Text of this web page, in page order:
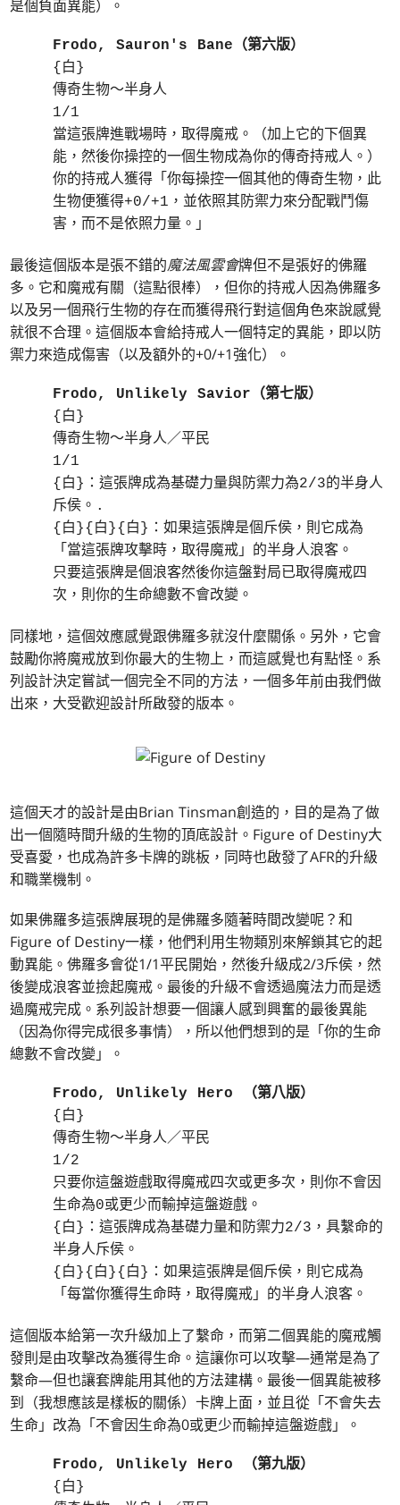
是個負面異能）。
Frodo, Sauron's Bane（第六版）
{白}
傳奇生物～半身人
1/1
當這張牌進戰場時，取得魔戒。（加上它的下個異
能，然後你操控的一個生物成為你的傳奇持戒人。）
你的持戒人獲得「你每操控一個其他的傳奇生物，此
生物便獲得+0/+1，並依照其防禦力來分配戰鬥傷
害，而不是依照力量。」
最後這個版本是張不錯的魔法風雲會牌但不是張好的佛羅
多。它和魔戒有關（這點很棒），但你的持戒人因為佛羅多
以及另一個飛行生物的存在而獲得飛行對這個角色來說感覺
就很不合理。這個版本會給持戒人一個特定的異能，即以防
禦力來造成傷害（以及額外的+0/+1強化）。
Frodo, Unlikely Savior（第七版）
{白}
傳奇生物～半身人／平民
1/1
{白}：這張牌成為基礎力量與防禦力為2/3的半身人
斥侯。.
{白}{白}{白}：如果這張牌是個斥侯，則它成為
「當這張牌攻擊時，取得魔戒」的半身人浪客。
只要這張牌是個浪客然後你這盤對局已取得魔戒四
次，則你的生命總數不會改變。
同樣地，這個效應感覺跟佛羅多就沒什麼關係。另外，它會
鼓勵你將魔戒放到你最大的生物上，而這感覺也有點怪。系
列設計決定嘗試一個完全不同的方法，一個多年前由我們做
出來，大受歡迎設計所啟發的版本。
這個天才的設計是由Brian Tinsman創造的，目的是為了做
出一個隨時間升級的生物的頂底設計。Figure of Destiny大
受喜愛，也成為許多卡牌的跳板，同時也啟發了AFR的升級
和職業機制。
如果佛羅多這張牌展現的是佛羅多隨著時間改變呢？和
Figure of Destiny一樣，他們利用生物類別來解鎖其它的起
動異能。佛羅多會從1/1平民開始，然後升級成2/3斥侯，然
後變成浪客並撿起魔戒。最後的升級不會透過魔法力而是透
過魔戒完成。系列設計想要一個讓人感到興奮的最後異能
（因為你得完成很多事情），所以他們想到的是「你的生命
總數不會改變」。
Frodo, Unlikely Hero （第八版）
{白}
傳奇生物～半身人／平民
1/2
只要你這盤遊戲取得魔戒四次或更多次，則你不會因
生命為0或更少而輸掉這盤遊戲。
{白}：這張牌成為基礎力量和防禦力2/3，具繫命的
半身人斥侯。
{白}{白}{白}：如果這張牌是個斥侯，則它成為
「每當你獲得生命時，取得魔戒」的半身人浪客。
這個版本給第一次升級加上了繫命，而第二個異能的魔戒觸
發則是由攻擊改為獲得生命。這讓你可以攻擊—通常是為了
繫命—但也讓套牌能用其他的方法建構。最後一個異能被移
到（我想應該是樣板的關係）卡牌上面，並且從「不會失去
生命」改為「不會因生命為0或更少而輸掉這盤遊戲」。
Frodo, Unlikely Hero （第九版）
{白}